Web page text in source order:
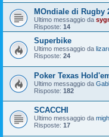
MOndiale di Rugby
Ultimo messaggio da
Risposte: 14
Superbike
Ultimo messaggio da
Risposte: 24
Poker Texas
Ultimo messaggio da
Risposte: 182
SCACCHI
Ultimo messaggio da
Risposte: 17